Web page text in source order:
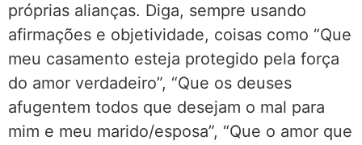
próprias alianças. Diga, sempre usando
afirmações e objetividade, coisas como “Que
meu casamento esteja protegido pela força
do amor verdadeiro”, “Que os deuses
afugentem todos que desejam o mal para
mim e meu marido/esposa”, “Que o amor que